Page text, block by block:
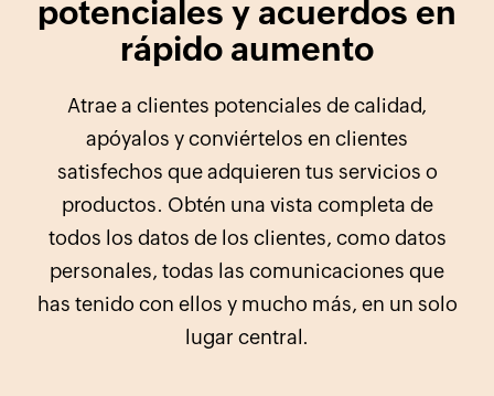
potenciales y acuerdos en
rápido aumento
Atrae a clientes potenciales de calidad,
apóyalos y conviértelos en clientes
satisfechos que adquieren tus servicios o
productos. Obtén una vista completa de
todos los datos de los clientes, como datos
personales, todas las comunicaciones que
has tenido con ellos y mucho más, en un solo
lugar central.